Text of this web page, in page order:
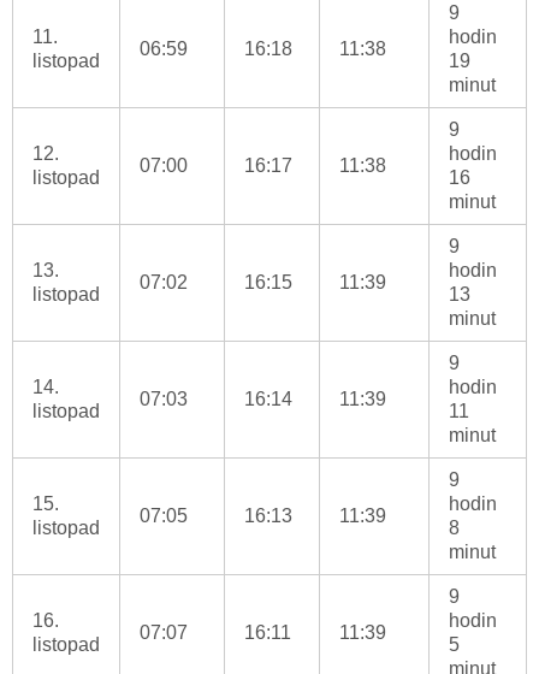
11.
listopad
06:59 16:18 11:38
9
hodin
19
minut
12.
listopad
07:00 16:17 11:38
9
hodin
16
minut
13.
listopad
07:02 16:15 11:39
9
hodin
13
minut
14.
listopad
07:03 16:14 11:39
9
hodin
11
minut
15.
listopad
07:05 16:13 11:39
9
hodin
8
minut
16.
listopad
07:07 16:11 11:39
9
hodin
5
minut